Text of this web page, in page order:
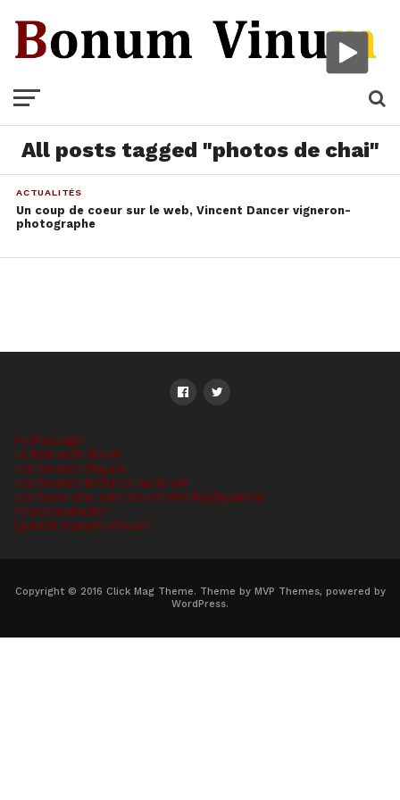
All posts tagged "photos de chai"
ACTUALITÉS
Un coup de coeur sur le web, Vincent Dancer vigneron-
photographe
Homepage
Le bon web du vin
Les bonnes étapes
Les bonnes lectures sur le vin
Les bons vins, vins bio et vins biodynamie
Nous contacter
Qui est Bonum Vinum?
Copyright © 2016 Click Mag Theme. Theme by MVP Themes, powered by
WordPress.